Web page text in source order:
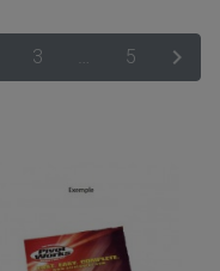
3 … 5 